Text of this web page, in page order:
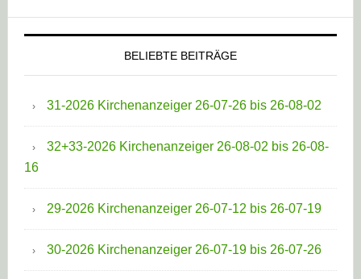
BELIEBTE BEITRÄGE
31-2026 Kirchenanzeiger 26-07-26 bis 26-08-02
32+33-2026 Kirchenanzeiger 26-08-02 bis 26-08-
16
29-2026 Kirchenanzeiger 26-07-12 bis 26-07-19
30-2026 Kirchenanzeiger 26-07-19 bis 26-07-26